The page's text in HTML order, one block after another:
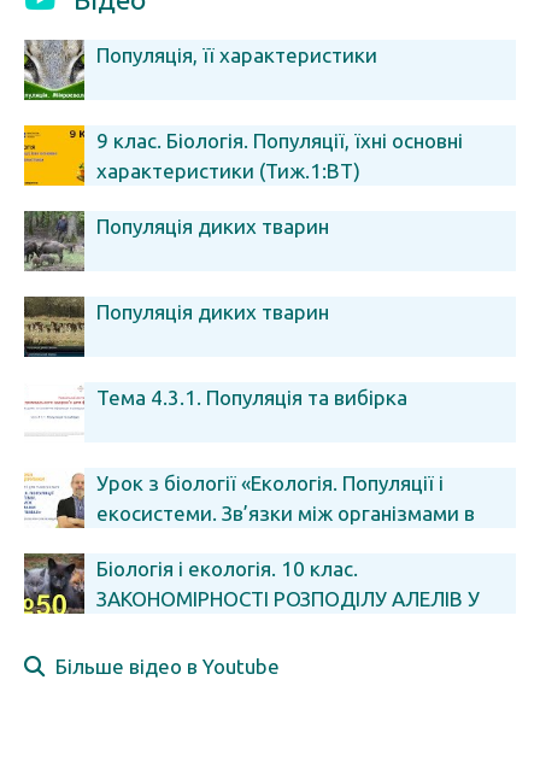
Популяція, її характеристики
9 клас. Біологія. Популяції, їхні основні
характеристики (Тиж.1:ВТ)
Популяція диких тварин
Популяція диких тварин
Тема 4.3.1. Популяція та вибірка
Урок з біології «Екологія. Популяції і
екосистеми. Зв’язки між організмами в
Біологія і екологія. 10 клас.
ЗАКОНОМІРНОСТІ РОЗПОДІЛУ АЛЕЛІВ У
Більше відео в Youtube